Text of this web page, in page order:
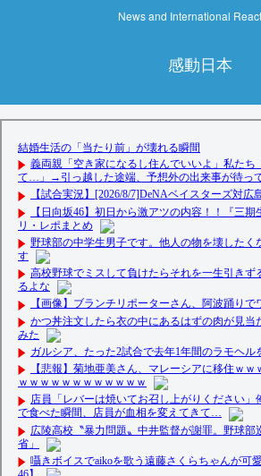
News and International
感動日本